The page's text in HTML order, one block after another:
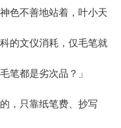
不善地站着，叶小天
的文仪消耗，仅毛笔就
笔都是劣次品？」
只靠纸笔费、抄写